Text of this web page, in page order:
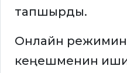
тапшырды.
Онлайн
кеңешменин